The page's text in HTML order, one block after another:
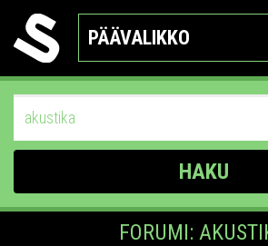
PÄÄVALIKKO
HAKU
FORUMI: